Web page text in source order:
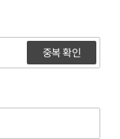
중복 확인